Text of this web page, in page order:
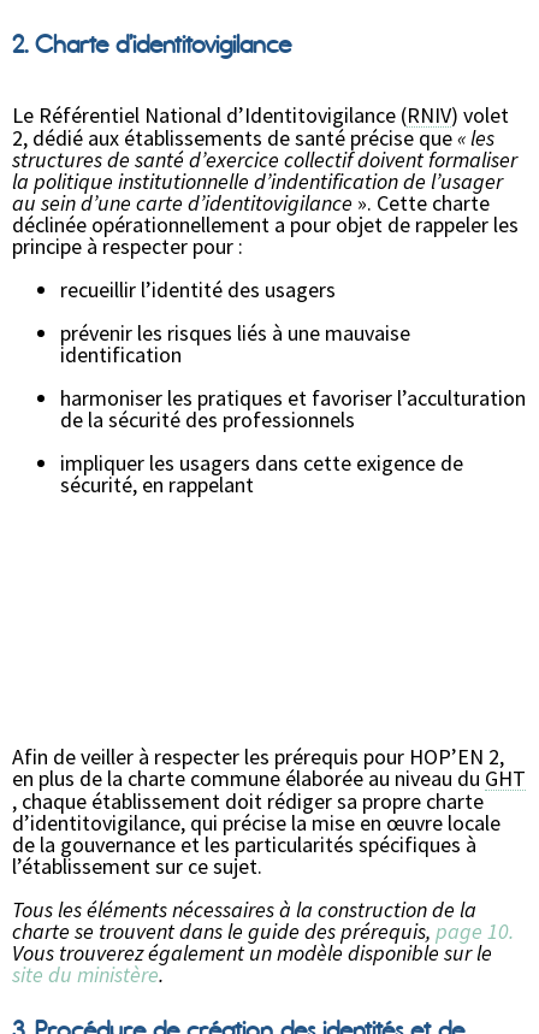
2. Charte d’identitovigilance
Le Référentiel National d’Identitovigilance (RNIV) volet
2, dédié aux établissements de santé précise que« les
structures de santé d’exercice collectif doivent formaliser
la politique institutionnelle d’indentification de l’usager
au sein d’une carte d’identitovigilance ». Cette charte
déclinée opérationnellement a pour objet de rappeler les
principe à respecter pour :
recueillir l’identité des usagers
prévenir les risques liés à une mauvaise
identification
harmoniser les pratiques et favoriser l’acculturation
de la sécurité des professionnels
impliquer les usagers dans cette exigence de
sécurité, en rappelant
Afin de veiller à respecter les prérequis pour HOP’EN 2,
en plus de la charte commune élaborée au niveau du GHT
, chaque établissement doit rédiger sa propre charte
d’identitovigilance, qui précise la mise en œuvre locale
de la gouvernance et les particularités spécifiques à
l’établissement sur ce sujet.
Tous les éléments nécessaires à la construction de la
charte se trouvent dans le guide des prérequis, page 10.
Vous trouverez également un modèle disponible sur le
site du ministère.